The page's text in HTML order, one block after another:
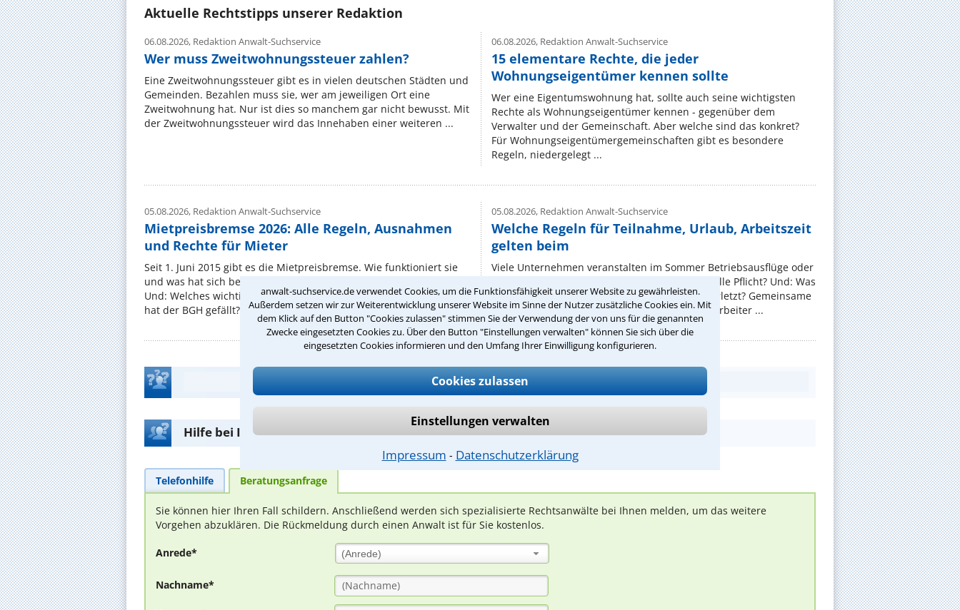
anwalt-suchservice.de verwendet Cookies, um die Funktionsfähigkeit unserer Website zu gewährleisten.
Außerdem setzen wir zur Weiterentwicklung unserer Website im Sinne der Nutzer zusätzliche Cookies ein. Mit
dem Klick auf den Button "Cookies zulassen" stimmen Sie der Verwendung der von uns für die genannten
Zwecke eingesetzten Cookies zu. Über den Button "Einstellungen verwalten" können Sie sich über die
eingesetzten Cookies informieren und den Umfang Ihrer Einwilligung konfigurieren.
Cookies zulassen
Einstellungen verwalten
Impressum ⁃ Datenschutzerklärung
Aktuelle Rechtstipps unserer Redaktion
06.08.2026, Redaktion Anwalt-Suchservice
Wer muss Zweitwohnungssteuer zahlen?
Eine Zweitwohnungssteuer gibt es in vielen deutschen Städten und
Gemeinden. Bezahlen muss sie, wer am jeweiligen Ort eine
Zweitwohnung hat. Nur ist dies so manchem gar nicht bewusst. Mit
der Zweitwohnungssteuer wird das Innehaben einer weiteren ...
06.08.2026,Redaktion Anwalt-Suchservice
15 elementare Rechte, die jeder
Wohnungseigentümer kennen sollte
Wer eine Eigentumswohnung hat, sollte auch seine wichtigsten
Rechte als Wohnungseigentümer kennen - gegenüber dem
Verwalter und der Gemeinschaft. Aber welche sind das konkret?
Für Wohnungseigentümergemeinschaften gibt es besondere
Regeln, niedergelegt ...
05.08.2026, Redaktion Anwalt-Suchservice
Mietpreisbremse 2026: Alle Regeln, Ausnahmen
und Rechte für Mieter
Seit 1. Juni 2015 gibt es die Mietpreisbremse. Wie funktioniert sie
und was hat sich bei der umstrittenen Regelung inzwischen getan?
Und: Welches wichtige Urteil zum Auskunftsanspruch für Mieter
hat der BGH gefällt? ...
05.08.2026,Redaktion Anwalt-Suchservice
Welche Regeln für Teilnahme, Urlaub, Arbeitszeit
gelten beim
Viele Unternehmen veranstalten im Sommer Betriebsausflüge oder
auch ein Sommerfest. Sind diese Ausflüge für alle Pflicht? Und: Was
passiert zum Beispiel, wenn man sich dabei verletzt? Gemeinsame
Erlebnisse außerhalb der Arbeit sollen die Mitarbeiter ...
Teste Dein Rechtswissen
Hilfe bei Ihrer Anwaltsuche?
Telefonhilfe Beratungsanfrage
Sie können hier Ihren Fall schildern. Anschließend werden sich spezialisierte Rechtsanwälte bei Ihnen melden, um das weitere
Vorgehen abzuklären. Die Rückmeldung durch einen Anwalt ist für Sie kostenlos.
Anrede* (Anrede)
Nachname*